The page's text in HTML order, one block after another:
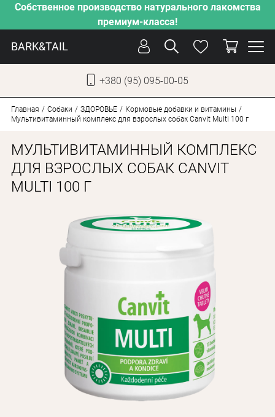
Собственное производство натурального лакомства
премиум-класса!
BARK&TAIL
+380 (95) 095-00-05
УХОД
ЗАБОТА
НОВИНКИ
Оплата и доставка
Программа лояльности
О Нас
Оптовым клиентам
Контакты
Главная Собаки ЗДОРОВЬЕ
Кормовые добавки и витамины
Мультивитаминный комплекс для взрослых собак Canvit Multi 100 г
МУЛЬТИВИТАМИННЫЙ КОМПЛЕКС
ДЛЯ ВЗРОСЛЫХ СОБАК CANVIT
MULTI 100 Г